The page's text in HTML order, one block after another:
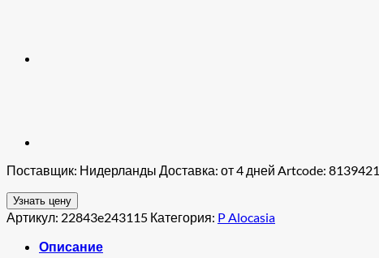
Поставщик: Нидерланды Доставка: от 4 дней Artcode: 8139421
Узнать цену
Артикул: 22843e243115 Категория: P Alocasia
Описание